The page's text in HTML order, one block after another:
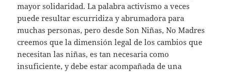
mayor solidaridad. La palabra activismo a veces
puede resultar escurridiza y abrumadora para
muchas personas, pero desde Son Niñas, No Madres
creemos que la dimensión legal de los cambios que
necesitan las niñas, es tan necesaria como
insuficiente, y debe estar acompañada de una